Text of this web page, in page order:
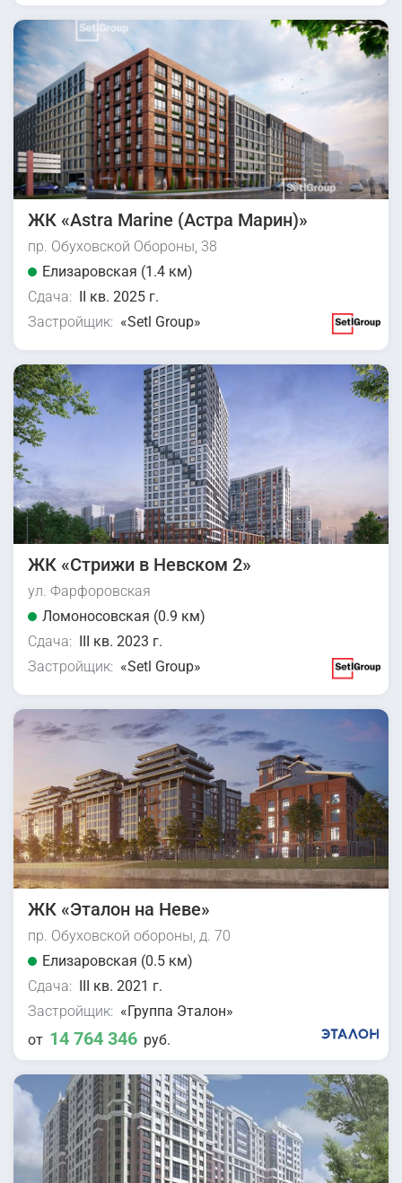
ЖК «Astra Marine (Астра Марин)»
пр. Обуховской Обороны, 38
Елизаровская (1.4 км)
Сдача: II кв. 2025 г.
Застройщик: «Setl Group»
ЖК «Стрижи в Невском 2»
ул. Фарфоровская
Ломоносовская (0.9 км)
Сдача: III кв. 2023 г.
Застройщик: «Setl Group»
ЖК «Эталон на Неве»
пр. Обуховской обороны, д. 70
Елизаровская (0.5 км)
Сдача: III кв. 2021 г.
Застройщик: «Группа Эталон»
от 14 764 346 руб.